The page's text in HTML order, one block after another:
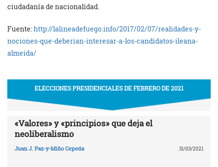
ciudadanía de nacionalidad.
Fuente:http://lalineadefuego.info/2017/02/07/realidades-y-
nociones-que-deberian-interesar-a-los-candidatos-ileana-
almeida/
ELECCIONES PRESIDENCIALES DE FEBRERO DE 2021
«Valores» y «principios» que deja el
neoliberalismo
Juan J. Paz-y-Miño Cepeda 31/03/2021